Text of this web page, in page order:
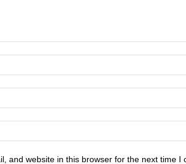
and website in this browser for the next time I